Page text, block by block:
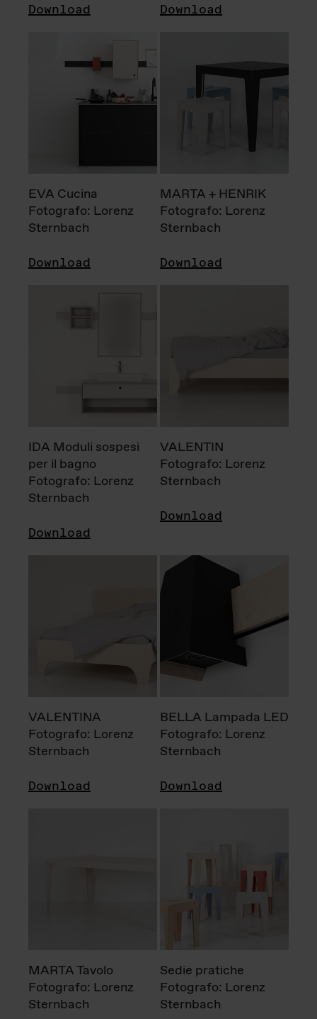
Download Download
EVA Cucina
Fotografo: Lorenz
Sternbach
Download
MARTA + HENRIK
Fotografo: Lorenz
Sternbach
Download
IDA Moduli sospesi
per il bagno
Fotografo: Lorenz
Sternbach
Download
VALENTIN
Fotografo: Lorenz
Sternbach
Download
VALENTINA
Fotografo: Lorenz
Sternbach
Download
BELLA Lampada LED
Fotografo: Lorenz
Sternbach
Download
MARTA Tavolo
Fotografo: Lorenz
Sternbach
Sedie pratiche
Fotografo: Lorenz
Sternbach